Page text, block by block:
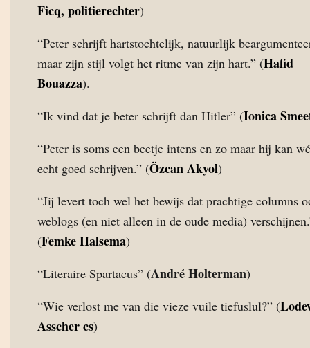
Ficq, politierechter)
“Peter schrijft hartstochtelijk, natuurlijk
maar zijn stijl volgt het ritme van zijn hart.” (Hafid
Bouazza).
“Ik vind dat je beter schrijft dan Hitler” (Ionica
“Peter is soms een beetje intens en zo maar hij kan
echt goed schrijven.” (Özcan Akyol)
“Jij levert toch wel het bewijs dat prachtige columns
weblogs (en niet alleen in de oude media)
(Femke Halsema)
“Literaire Spartacus” (André Holterman)
“Wie verlost me van die vieze vuile tiefuslul?” (
Asscher cs)